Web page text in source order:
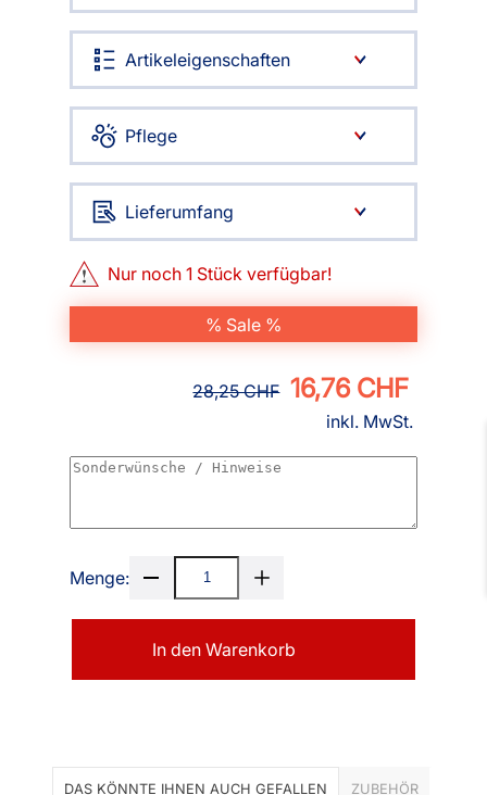
Artikeleigenschaften
Pflege
Lieferumfang
Nur noch1 Stück verfügbar!
% Sale %
28,25 CHF 16,76 CHF
inkl. MwSt.
Menge:
In den Warenkorb
DAS KÖNNTE IHNEN AUCH GEFALLEN ZUBEHÖR